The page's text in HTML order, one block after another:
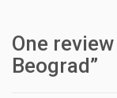
One
Beograd”